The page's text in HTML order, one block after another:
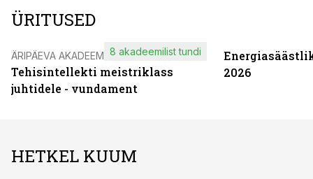
ÜRITUSED
ÄRIPÄEVA AKADEEMIA
Tehisintellekti meistriklass
juhtidele - vundament
8 akadeemilist tundi
2026
HETKEL KUUM